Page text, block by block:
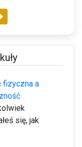
fizyczna a
się, jak